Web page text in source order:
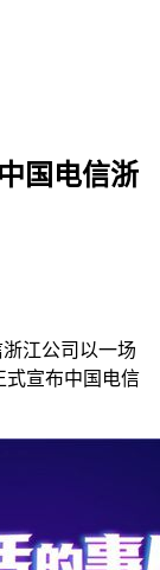
国电信浙
江公司以一场
式宣布中国电信